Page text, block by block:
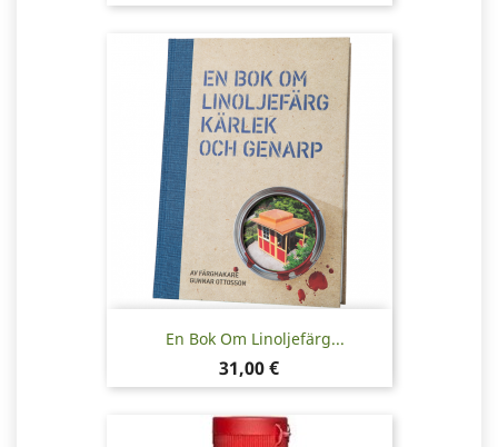
En Bok Om Linoljefärg...
Pris
31,00 €